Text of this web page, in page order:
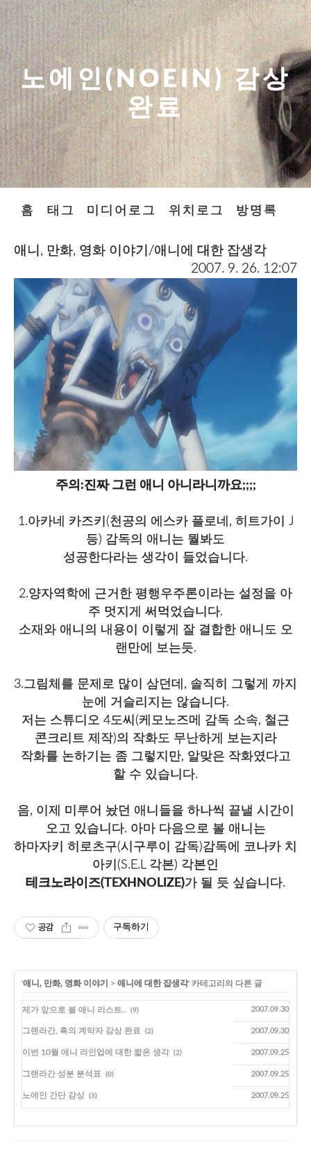
노에인(NOEIN) 감상
완료
홈 태그 미디어로그 위치로그 방명록
애니, 만화, 영화 이야기/애니에 대한 잡생각
2007. 9. 26. 12:07
주의:진짜 그런 애니 아니라니까요;;;;
1.아카네 카즈키(천공의 에스카 플로네, 히트가이 J
등) 감독의 애니는 뭘봐도
성공한다라는 생각이 들었습니다.
2.양자역학에 근거한 평행우주론이라는 설정을 아
주 멋지게 써먹었습니다.
소재와 애니의 내용이 이렇게 잘 결합한 애니도 오
랜만에 보는듯.
3.그림체를 문제로 많이 삼던데, 솔직히 그렇게 까지
눈에 거슬리지는 않습니다.
저는 스튜디오 4도씨(케모노즈메 감독 소속, 철근
콘크리트 제작)의 작화도 무난하게 보는지라
작화를 논하기는 좀 그렇지만, 알맞은 작화였다고
할 수 있습니다.
음, 이제 미루어 놨던 애니들을 하나씩 끝낼 시간이
오고 있습니다. 아마 다음으로 볼 애니는
하마자키 히로츠구(시구루이 감독)감독에 코나카 치
아키(S.E.L 각본) 각본인
테크노라이즈(TEXHNOLIZE)가 될 듯 싶습니다.
공감 구독하기
'애니, 만화, 영화 이야기 > 애니에 대한 잡생각' 카테고리의 다른 글
제가 앞으로 볼 애니 리스트.. (9) 2007.09.30
그랜라간, 흑의 계약자 감상 완료 (2) 2007.09.30
이번 10월 애니 라인업에 대한 짧은 생각 (2) 2007.09.25
그랜라간 성분 분석표 (0) 2007.09.25
노에인 간단 감상 (3) 2007.09.25